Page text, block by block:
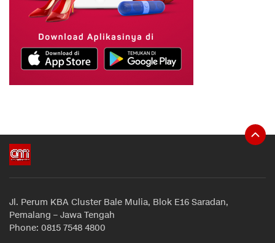
Jl. Perum KBA Cluster Bale Mulia, Blok E16 Saradan,
Pemalang – Jawa Tengah
Phone: 0815 7548 4800